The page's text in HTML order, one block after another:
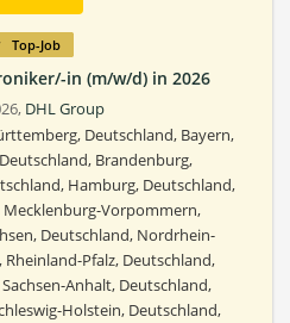
Top-Job
in (m/w/d) in 2026
DHL Group
Deutschland, Bayern,
Brandenburg,
Hamburg, Deutschland,
Mecklenburg-Vorpommern,
Deutschland, Nordrhein-
Pfalz, Deutschland,
Anhalt, Deutschland,
Holstein, Deutschland,